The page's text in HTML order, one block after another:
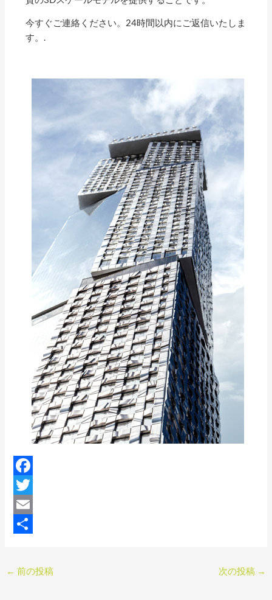
今すぐご連絡ください。24時間以内にご返信いたしま
す。.
F
a
c
T
w
E
← 前の投稿 次の投稿 →